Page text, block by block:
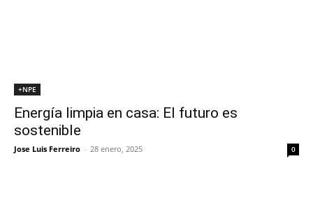
+NPE
Energía limpia en casa: El futuro es
sostenible
Jose Luis Ferreiro - 28 enero, 2025 0